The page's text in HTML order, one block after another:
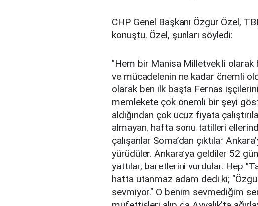
CHP Genel Başkanı Özgür Özel,
konuştu. Özel, şunları söyledi:
"Hem bir Manisa Milletvekili
ve mücadelenin ne kadar önemli
olarak ben ilk başta Fernas
memlekete çok önemli bir şeyi
aldığından çok ucuz fiyata
almayan, hafta sonu tatilleri
çalışanlar Soma’dan çıktılar
yürüdüler. Ankara’ya geldiler 52
yattılar, baretlerini vurdular. Hep
hatta utanmaz adam dedi ki;
sevmiyor." O benim sevmediğim